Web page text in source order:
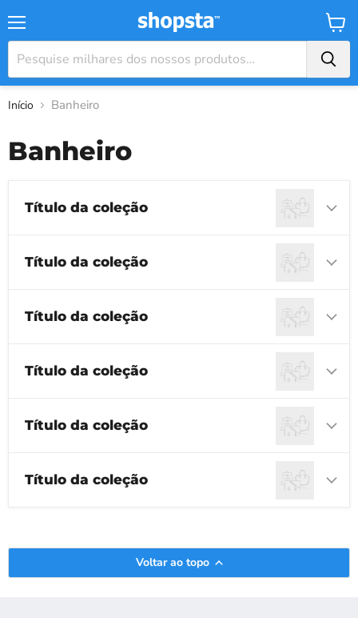
Início Banheiro
Banheiro
Título da coleção
Título da coleção
Título da coleção
Título da coleção
Título da coleção
Título da coleção
Voltar ao topo